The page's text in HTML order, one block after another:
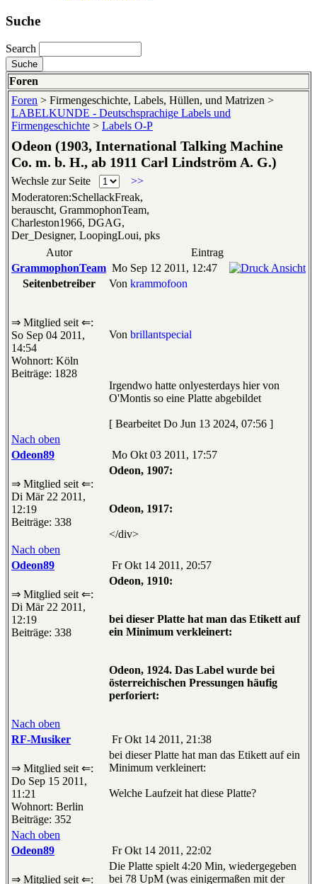
Suche
Search
Foren
Foren > Firmengeschichte, Labels, Hüllen, und Matrizen >
LABELKUNDE - Deutschsprachige Labels und
Firmengeschichte > Labels O-P
Odeon (1903, International Talking Machine
Co. m. b. H., ab 1911 Carl Lindström A. G.)
Wechsle zur Seite
>>
Moderatoren:SchellackFreak,
berauscht, GrammophonTeam,
Charleston1966, DGAG,
Der_Designer, LoopingLoui, pks
Autor
Eintrag
GrammophonTeam Mo Sep 12 2011, 12:47
Seitenbetreiber
⇒ Mitglied seit ⇐:
So Sep 04 2011,
14:54
Wohnort: Köln
Beiträge: 1828
Von krammofoon
Von brillantspecial
Irgendwo hatte onlyesterdays hier von
O'Montis so eine Platte abgebildet
[ Bearbeitet Do Jun 13 2024, 07:56 ]
Nach oben
Odeon89
Mo Okt 03 2011, 17:57
⇒ Mitglied seit ⇐:
Di Mär 22 2011,
12:19
Beiträge: 338
Odeon, 1907:
Odeon, 1917:
</div>
Nach oben
Odeon89
Fr Okt 14 2011, 20:57
⇒ Mitglied seit ⇐:
Di Mär 22 2011,
12:19
Beiträge: 338
Odeon, 1910:
bei dieser Platte hat man das Etikett auf
ein Minimum verkleinert:
Odeon, 1924. Das Label wurde bei
österreichischen Pressungen häufig
perforiert:
Nach oben
RF-Musiker
Fr Okt 14 2011, 21:38
⇒ Mitglied seit ⇐:
Do Sep 15 2011,
11:21
Wohnort: Berlin
Beiträge: 352
bei dieser Platte hat man das Etikett auf ein
Minimum verkleinert:
Welche Laufzeit hat diese Platte?
Nach oben
Odeon89
Fr Okt 14 2011, 22:02
⇒ Mitglied seit ⇐:
Die Platte spielt 4:20 Min, wiedergegeben
bei 78 UpM (was einigermaßen mit der